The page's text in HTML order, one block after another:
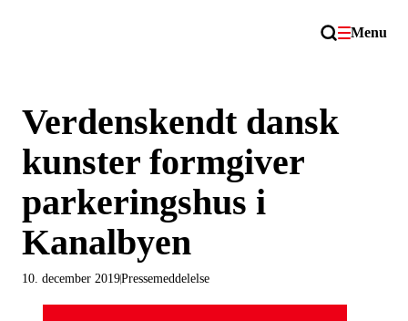
Menu
Verdenskendt dansk
kunster formgiver
parkeringshus i
Kanalbyen
Pressemeddelelse
10. december 2019